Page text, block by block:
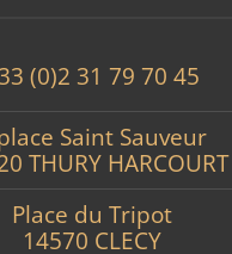
(0)2 31 79 70 45
Saint Sauveur
THURY HARCOURT
Place du Tripot
14570 CLECY